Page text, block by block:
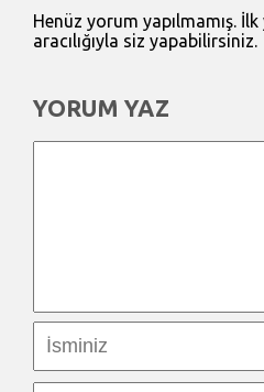
Henüz yorum yapılmamış.
aracılığıyla siz yapabilirsiniz.
YORUM YAZ